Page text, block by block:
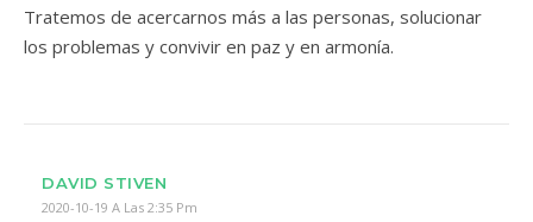
Tratemos de acercarnos más a las personas, solucionar
los problemas y convivir en paz y en armonía.
DAVID STIVEN
2020-10-19 A Las 2:35 Pm